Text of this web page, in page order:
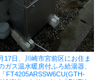
17日、川崎市宮前区にお住ま
ガス温水暖房付ふろ給湯器、
FT4205ARSSW6CU(GTH-